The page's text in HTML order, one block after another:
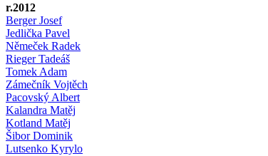
r.2012
Berger Josef
Jedlička Pavel
Němeček Radek
Rieger Tadeáš
Tomek Adam
Zámečník Vojtěch
Pacovský Albert
Kalandra Matěj
Kotland Matěj
Šibor Dominik
Lutsenko Kyrylo